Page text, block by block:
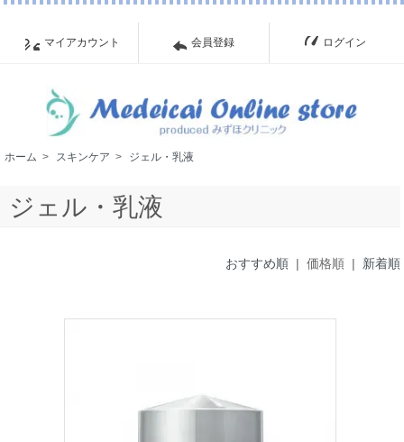
マイアカウント 会員登録 ログイン
ホーム > スキンケア > ジェル・乳液
ジェル・乳液
おすすめ順| 価格順 | 新着順